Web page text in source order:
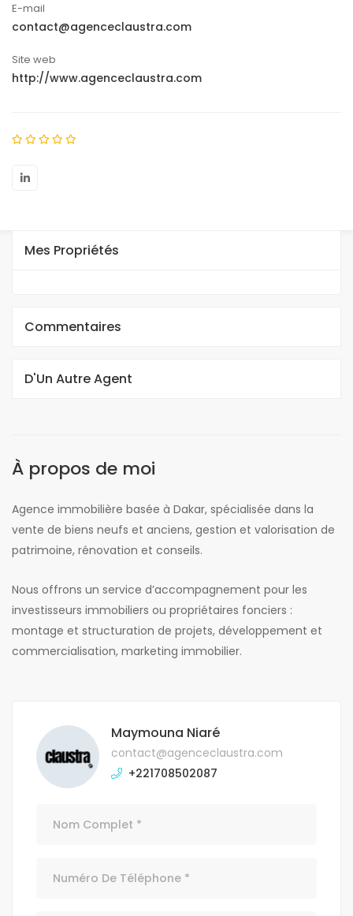
E-mail
contact@agenceclaustra.com
Site web
http://www.agenceclaustra.com
Mes Propriétés
Commentaires
D'Un Autre Agent
À propos de moi
Agence immobilière basée à Dakar, spécialisée dans la
vente de biens neufs et anciens, gestion et valorisation de
patrimoine, rénovation et conseils.
Nous offrons un service d’accompagnement pour les
investisseurs immobiliers ou propriétaires fonciers :
montage et structuration de projets, développement et
commercialisation, marketing immobilier.
Maymouna Niaré
contact@agenceclaustra.com
+221708502087